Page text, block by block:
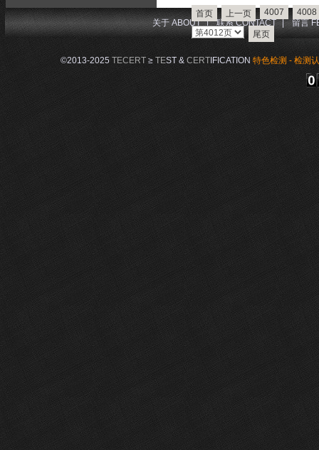
首页
上一页 4007 4008
尾页
©2013-2025 TECERT≥ TEST & CERTIFICATION特色检测 - 检测
关于 ABOUT | 联系 CONTACT 留言